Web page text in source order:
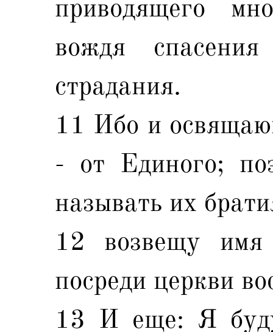
приводящего
вождя
страдания.
11 Ибо и
- от Единого;
называть их
12 возвещу
посреди церкви
13 И еще: Я